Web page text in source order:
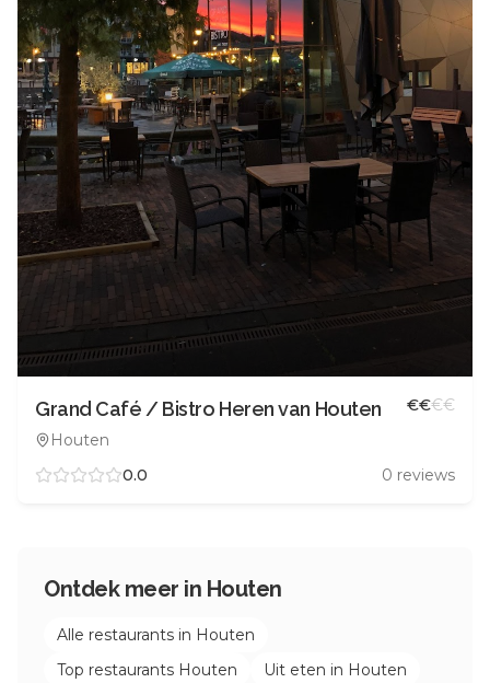
Grand Café / Bistro Heren van Houten
Houten
€€€€
0.0 0 reviews
Ontdek meer in Houten
Alle restaurants in Houten
Top restaurants Houten Uit eten in Houten